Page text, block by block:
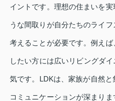
イントです。理想の住まいを
うな間取りが自分たちのライ
考えることが必要です。例え
したい方には広いリビングダ
気です。LDKは、家族が自然と
コミュニケーションが深まり